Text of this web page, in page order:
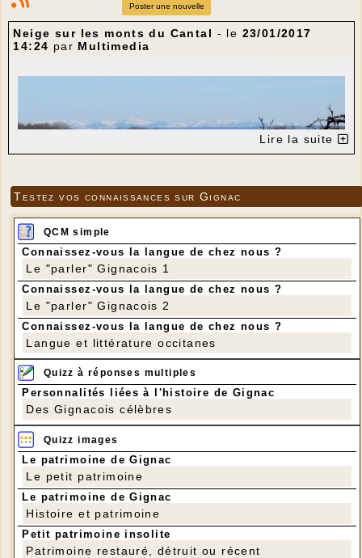
Poster une nouvelle
Neige sur les monts du Cantal - le 23/01/2017
14:24 par Multimedia
Monts du Cantal vus de Saint-Bonnet (à côté du four à pain)
Monts du Cantal vus des environs de la Verdellerie
Photos de Cathy Pluvinage
Lire la suite
Testez vos connaissances sur Gignac
QCM simple
Connaissez-vous la langue de chez nous ?
Le "parler" Gignacois 1
Connaissez-vous la langue de chez nous ?
Le "parler" Gignacois 2
Connaissez-vous la langue de chez nous ?
Langue et littérature occitanes
Quizz à réponses multiples
Personnalités liées à l'histoire de Gignac
Des Gignacois célèbres
Quizz images
Le patrimoine de Gignac
Le petit patrimoine
Le patrimoine de Gignac
Histoire et patrimoine
Petit patrimoine insolite
Patrimoine restauré, détruit ou récent